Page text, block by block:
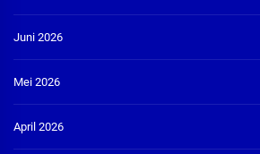
Juni 2026
Mei 2026
April 2026